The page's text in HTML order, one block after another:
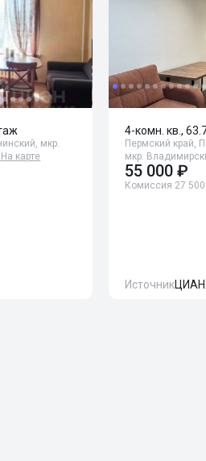
мкр.
На карте
4-комн. кв.,
Пермский край,
мкр.
55 000 ₽
Комиссия 27
ИсточникЦИАН